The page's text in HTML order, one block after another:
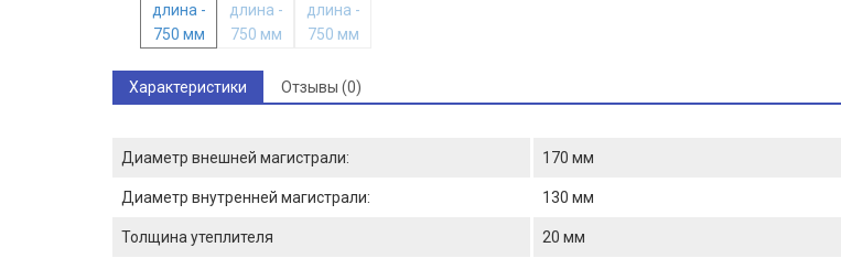
Характеристики Отзывы (0)
Диаметр внешней магистрали: 170 мм
Диаметр внутренней магистрали: 130 мм
Толщина утеплителя 20 мм